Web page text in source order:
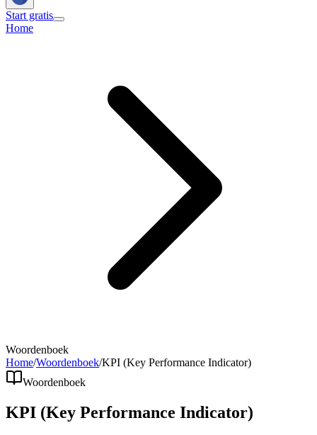
Start gratis
Home
Woordenboek
Home/Woordenboek/KPI (Key Performance Indicator)
Woordenboek
KPI (Key Performance Indicator)